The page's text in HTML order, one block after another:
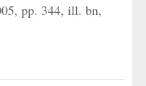
pp. 344, ill. bn,